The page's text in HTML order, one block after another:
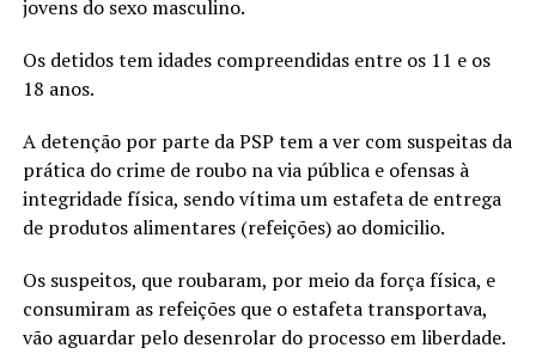
jovens do sexo masculino.
Os detidos tem idades compreendidas entre os 11 e os
18 anos.
A detenção por parte da PSP tem a ver com suspeitas da
prática do crime de roubo na via pública e ofensas à
integridade física, sendo vítima um estafeta de entrega
de produtos alimentares (refeições) ao domicilio.
Os suspeitos, que roubaram, por meio da força física, e
consumiram as refeições que o estafeta transportava,
vão aguardar pelo desenrolar do processo em liberdade.